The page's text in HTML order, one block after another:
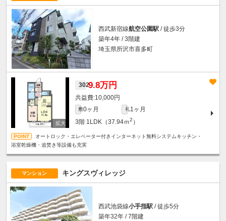
西武新宿線航空公園駅 / 徒歩3分
築年4年 / 3階建
埼玉県所沢市喜多町
3029.8万円
10,000円
敷0ヶ月 礼1ヶ月
3階 1LDK（37.94ｍ2 ）
オートロック・エレベーター付きインターネット無料システムキッチン・
浴室乾燥機・追焚き等設備も充実
マンション キングスヴィレッジ
西武池袋線小手指駅 / 徒歩5分
築年32年 / 7階建